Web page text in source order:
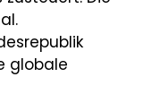
globale